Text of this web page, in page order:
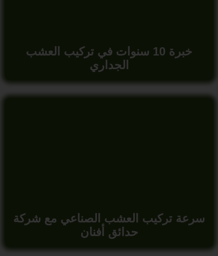
خبرة 10 سنوات في تركيب العشب
الجداري
سرعة تركيب العشب الصناعي مع شركة
حدائق أفنان